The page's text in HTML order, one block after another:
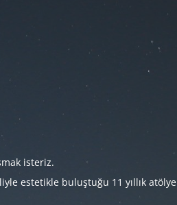
isteriz.
estetikle buluştuğu 11 yıllık atölye